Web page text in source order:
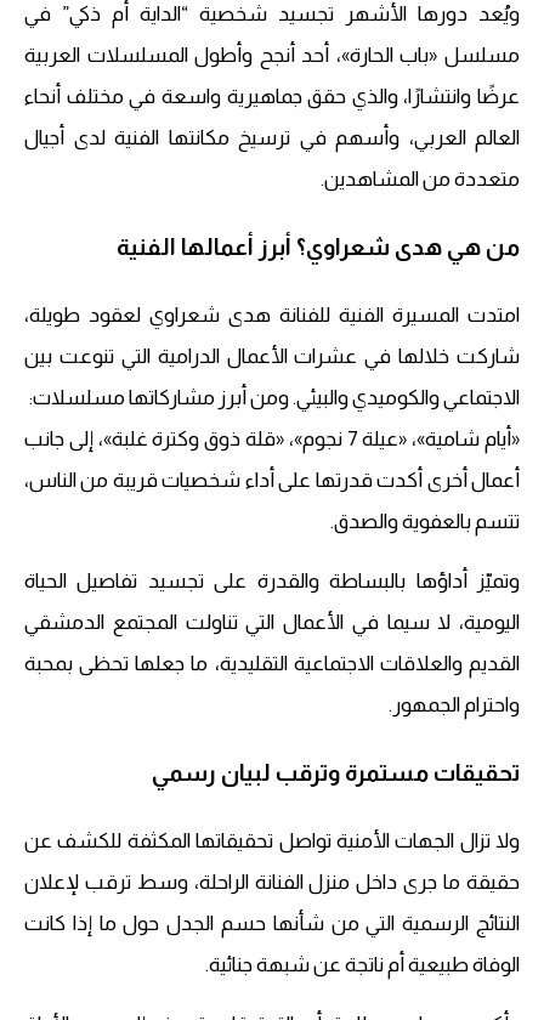
ويُعد دورها الأشهر تجسيد شخصية “الداية أم ذكي” في
مسلسل «باب الحارة»، أحد أنجح وأطول المسلسلات العربية
عرضًا وانتشارًا، والذي حقق جماهيرية واسعة في مختلف أنحاء
العالم العربي، وأسهم في ترسيخ مكانتها الفنية لدى أجيال
متعددة من المشاهدين.
من هي هدى شعراوي؟ أبرز أعمالها الفنية
امتدت المسيرة الفنية للفنانة هدى شعراوي لعقود طويلة،
شاركت خلالها في عشرات الأعمال الدرامية التي تنوعت بين
الاجتماعي والكوميدي والبيئي. ومن أبرز مشاركاتها مسلسلات:
«أيام شامية»، «عيلة 7 نجوم»، «قلة ذوق وكترة غلبة»، إلى جانب
أعمال أخرى أكدت قدرتها على أداء شخصيات قريبة من الناس،
تتسم بالعفوية والصدق.
وتميّز أداؤها بالبساطة والقدرة على تجسيد تفاصيل الحياة
اليومية، لا سيما في الأعمال التي تناولت المجتمع الدمشقي
القديم والعلاقات الاجتماعية التقليدية، ما جعلها تحظى بمحبة
واحترام الجمهور.
تحقيقات مستمرة وترقب لبيان رسمي
ولا تزال الجهات الأمنية تواصل تحقيقاتها المكثفة للكشف عن
حقيقة ما جرى داخل منزل الفنانة الراحلة، وسط ترقب لإعلان
النتائج الرسمية التي من شأنها حسم الجدل حول ما إذا كانت
الوفاة طبيعية أم ناتجة عن شبهة جنائية.